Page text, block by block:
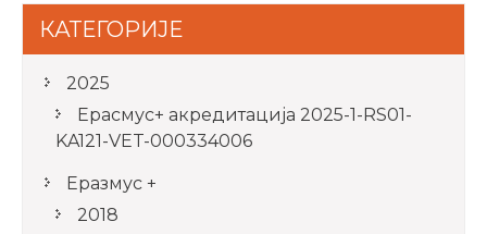
КАТЕГОРИЈЕ
2025
Ерасмус+ акредитацијa 2025-1-RS01-
KA121-VET-000334006
Еразмус +
2018